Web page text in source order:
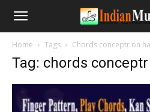
Home Tags Chords conceptr on
Tag: chords